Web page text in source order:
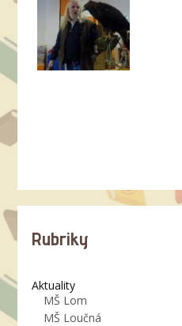
Rubriky
Aktuality
MŠ Lom
MŠ Loučná